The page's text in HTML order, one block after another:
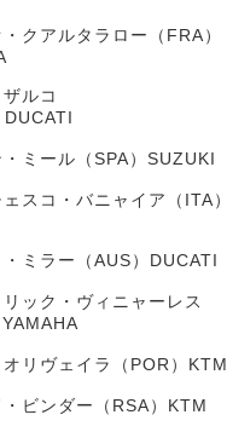
クアルタラロー（FRA）
ルコ
DUCATI
ミール（SPA）SUZUKI
スコ・バニャイア（ITA）
ミラー（AUS）DUCATI
ック・ヴィニャーレス
YAMAHA
オリヴェイラ（POR）KTM
ビンダー（RSA）KTM